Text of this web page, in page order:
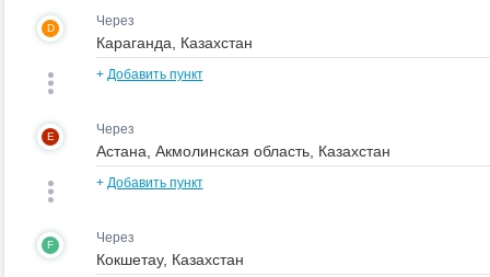
D Через
+ Добавить пункт
E Через
+ Добавить пункт
F Через